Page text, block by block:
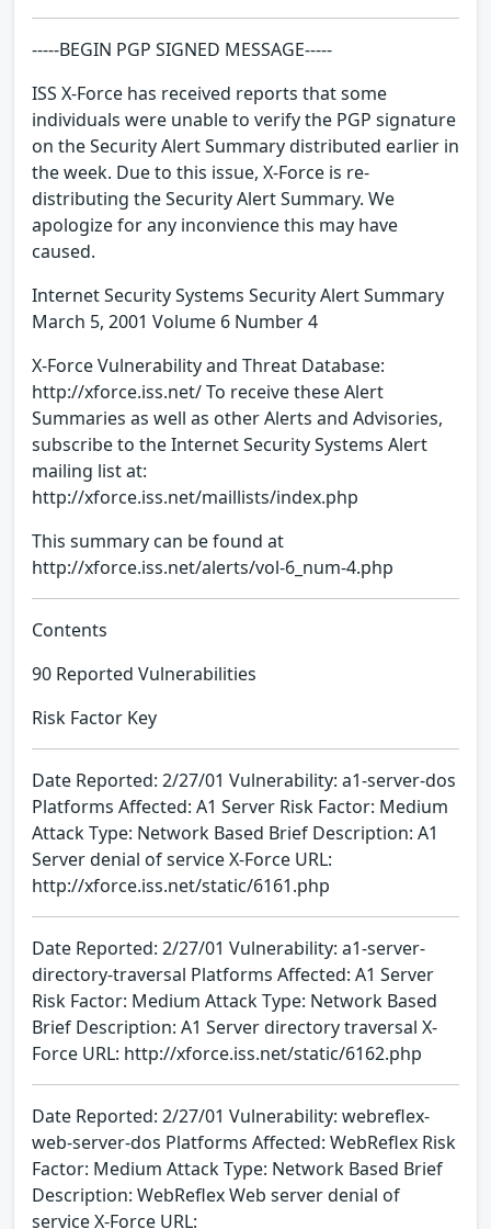
-----BEGIN PGP SIGNED MESSAGE-----
ISS X-Force has received reports that some
individuals were unable to verify the PGP signature
on the Security Alert Summary distributed earlier in
the week. Due to this issue, X-Force is re-
distributing the Security Alert Summary. We
apologize for any inconvience this may have
caused.
Internet Security Systems Security Alert Summary
March 5, 2001 Volume 6 Number 4
X-Force Vulnerability and Threat Database:
http://xforce.iss.net/ To receive these Alert
Summaries as well as other Alerts and Advisories,
subscribe to the Internet Security Systems Alert
mailing list at:
http://xforce.iss.net/maillists/index.php
This summary can be found at
http://xforce.iss.net/alerts/vol-6_num-4.php
Contents
90 Reported Vulnerabilities
Risk Factor Key
Date Reported: 2/27/01 Vulnerability: a1-server-dos
Platforms Affected: A1 Server Risk Factor: Medium
Attack Type: Network Based Brief Description: A1
Server denial of service X-Force URL:
http://xforce.iss.net/static/6161.php
Date Reported: 2/27/01 Vulnerability: a1-server-
directory-traversal Platforms Affected: A1 Server
Risk Factor: Medium Attack Type: Network Based
Brief Description: A1 Server directory traversal X-
Force URL: http://xforce.iss.net/static/6162.php
Date Reported: 2/27/01 Vulnerability: webreflex-
web-server-dos Platforms Affected: WebReflex Risk
Factor: Medium Attack Type: Network Based Brief
Description: WebReflex Web server denial of
service X-Force URL: